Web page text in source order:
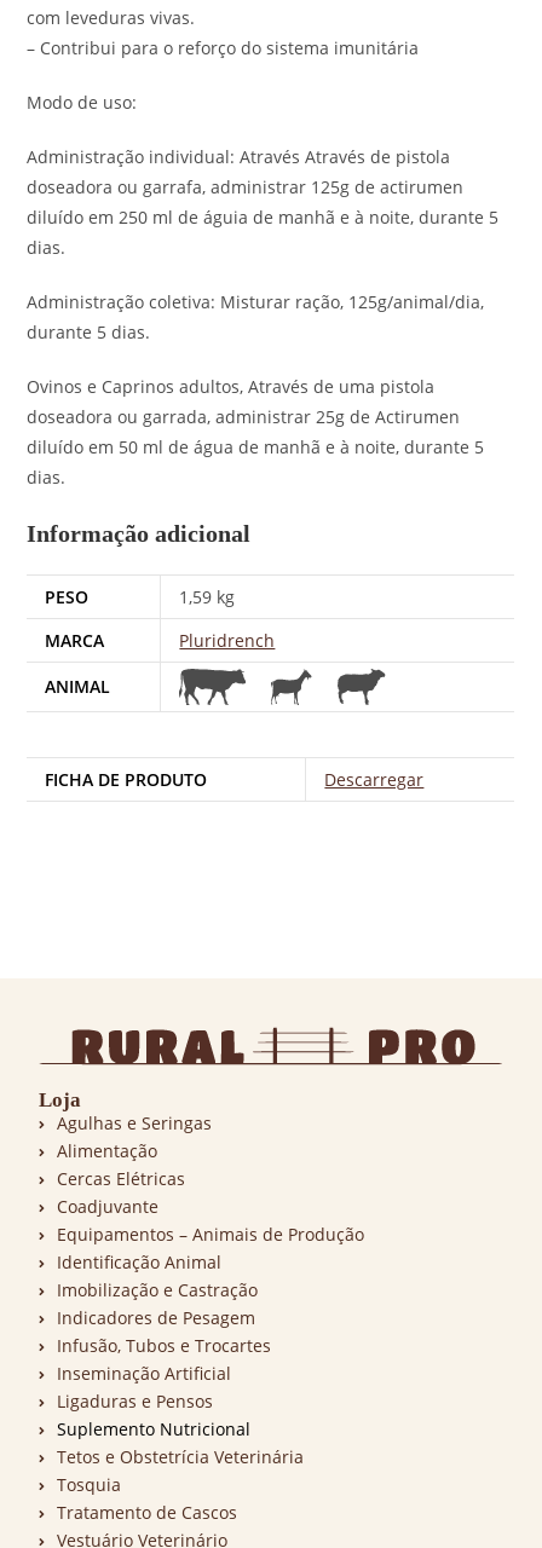
com leveduras vivas.
– Contribui para o reforço do sistema imunitária
Modo de uso:
Administração individual: Através Através de pistola
doseadora ou garrafa, administrar 125g de actirumen
diluído em 250 ml de águia de manhã e à noite, durante 5
dias.
Administração coletiva: Misturar ração, 125g/animal/dia,
durante 5 dias.
Ovinos e Caprinos adultos, Através de uma pistola
doseadora ou garrada, administrar 25g de Actirumen
diluído em 50 ml de água de manhã e à noite, durante 5
dias.
Informação adicional
PESO
1,59 kg
MARCA
Pluridrench
ANIMAL
FICHA DE PRODUTO Descarregar
Loja
Agulhas e Seringas
Alimentação
Cercas Elétricas
Coadjuvante
Equipamentos – Animais de Produção
Identificação Animal
Imobilização e Castração
Indicadores de Pesagem
Infusão, Tubos e Trocartes
Inseminação Artificial
Ligaduras e Pensos
Suplemento Nutricional
Tetos e Obstetrícia Veterinária
Tosquia
Tratamento de Cascos
Vestuário Veterinário